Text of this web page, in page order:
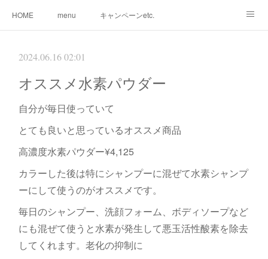
HOME menu キャンペーンetc.
2024.06.16 02:01
オススメ水素パウダー
自分が毎日使っていて
とても良いと思っているオススメ商品
高濃度水素パウダー¥4,125
カラーした後は特にシャンプーに混ぜて水素シャンプ
ーにして使うのがオススメです。
毎日のシャンプー、洗顔フォーム、ボディソープなど
にも混ぜて使うと水素が発生して悪玉活性酸素を除去
してくれます。老化の抑制に